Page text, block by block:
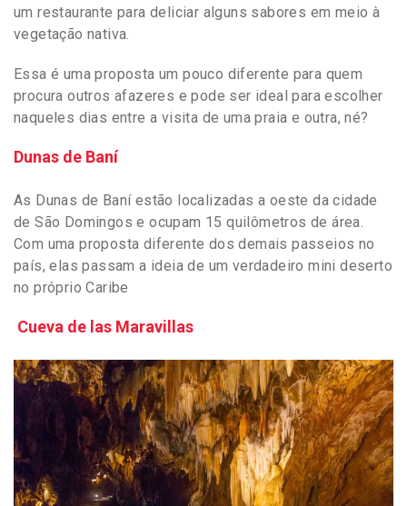
um restaurante para deliciar alguns sabores em meio à
vegetação nativa.
Essa é uma proposta um pouco diferente para quem
procura outros afazeres e pode ser ideal para escolher
naqueles dias entre a visita de uma praia e outra, né?
Dunas de Baní
As Dunas de Baní estão localizadas a oeste da cidade
de São Domingos e ocupam 15 quilômetros de área.
Com uma proposta diferente dos demais passeios no
país, elas passam a ideia de um verdadeiro mini deserto
no próprio Caribe
Cueva de las Maravillas